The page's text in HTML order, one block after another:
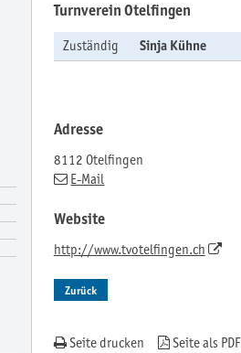
Turnverein Otelfingen
Zuständig Sinja Kühne
Adresse
8112 Otelfingen
E-Mail
Website
http://www.tvotelfingen.ch
Zurück
Seite drucken Seite als PDF